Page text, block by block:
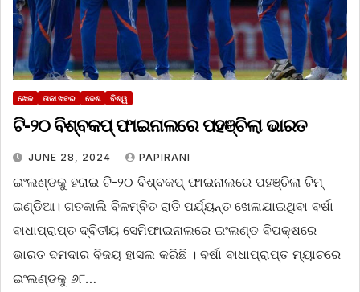
ଖେଳ ତାଜା ଖବର ଦେଶ ବିଶ୍ୱ
ଟି-୨୦ ବିଶ୍ବକପ୍‌ ଫାଇନାଲରେ ପହଞ୍ଚିଲା ଭାରତ
JUNE 28, 2024 PAPIRANI
ଇଂଲଣ୍ଡକୁ ହରାଇ ଟି-୨୦ ବିଶ୍ବକପ୍‌ ଫାଇନାଲରେ ପହଞ୍ଚିଲା ଟିମ୍‌
ଇଣ୍ଡିଆ। ଗତକାଲି ବିଳମ୍ବିତ ରାତି ପର୍ଯ୍ୟନ୍ତ ଖେଳାଯାଇଥିବା ବର୍ଷା
ବାଧାପ୍ରାପ୍ତ ଦ୍ବିତୀୟ ସେମିଫାଇନାଲରେ ଇଂଲଣ୍ଡ ବିପକ୍ଷରେ
ଭାରତ ଦମଦାର ବିଜୟ ହାସଲ କରିଛି । ବର୍ଷା ବାଧାପ୍ରାପ୍ତ ମ୍ୟାଚରେ
ଇଂଲଣ୍ଡକୁ ୬୮…